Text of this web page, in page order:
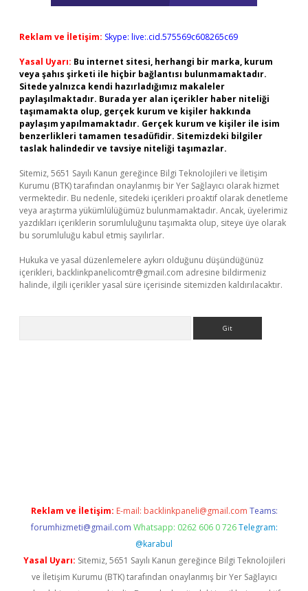
Reklam ve İletişim: Skype: live:.cid.575569c608265c69
Yasal Uyarı: Bu internet sitesi, herhangi bir marka, kurum
veya şahıs şirketi ile hiçbir bağlantısı bulunmamaktadır.
Sitede yalnızca kendi hazırladığımız makaleler
paylaşılmaktadır. Burada yer alan içerikler haber niteliği
taşımamakta olup, gerçek kurum ve kişiler hakkında
paylaşım yapılmamaktadır. Gerçek kurum ve kişiler ile isim
benzerlikleri tamamen tesadüfidir. Sitemizdeki bilgiler
taslak halindedir ve tavsiye niteliği taşımazlar.
Sitemiz, 5651 Sayılı Kanun gereğince Bilgi Teknolojileri ve İletişim
Kurumu (BTK) tarafından onaylanmış bir Yer Sağlayıcı olarak hizmet
vermektedir. Bu nedenle, sitedeki içerikleri proaktif olarak denetleme
veya araştırma yükümlülüğümüz bulunmamaktadır. Ancak, üyelerimiz
yazdıkları içeriklerin sorumluluğunu taşımakta olup, siteye üye olarak
bu sorumluluğu kabul etmiş sayılırlar.
Hukuka ve yasal düzenlemelere aykırı olduğunu düşündüğünüz
içerikleri, backlinkpanelicomtr@gmail.com adresine bildirmeniz
halinde, ilgili içerikler yasal süre içerisinde sitemizden kaldırılacaktır.
Reklam ve İletişim: E-mail: backlinkpaneli@gmail.com Teams:
forumhizmeti@gmail.com Whatsapp: 0262 606 0 726 Telegram:
@karabul
Yasal Uyarı: Sitemiz, 5651 Sayılı Kanun gereğince Bilgi Teknolojileri
ve İletişim Kurumu (BTK) tarafından onaylanmış bir Yer Sağlayıcı